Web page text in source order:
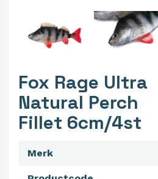
Fox Rage Ultra
Natural Perch
Fillet 6cm/4st
Merk